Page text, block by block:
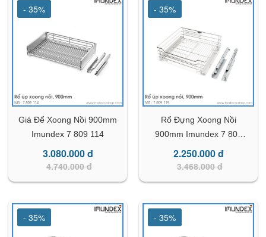
- 35%
Giá Để Xoong Nồi 900mm
Imundex 7 809 114
3.080.000 đ
4.740.000 đ
- 35%
Rổ Đựng Xoong Nồi
900mm Imundex 7 809
119
2.250.000 đ
3.468.000 đ
- 35% - 35%